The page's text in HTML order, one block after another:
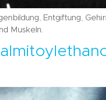
Entgiftung,
Muskeln.